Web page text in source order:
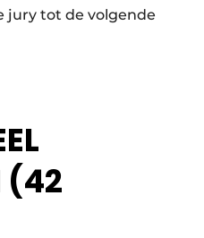
jury tot de volgende
(42